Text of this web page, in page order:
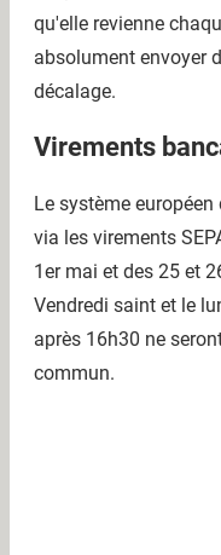
qu'elle revienne
absolument envoyer
décalage.
Virements
Le système
via les virements
1er mai et des 25 et
Vendredi saint et le
après 16h30 ne
commun.